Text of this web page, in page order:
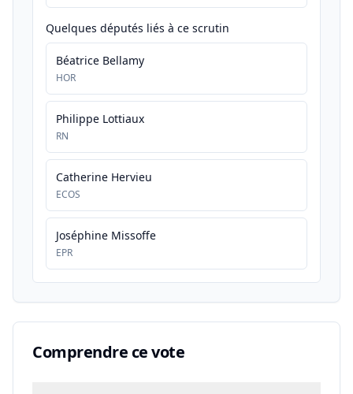
Quelques députés liés à ce scrutin
Béatrice Bellamy
HOR
Philippe Lottiaux
RN
Catherine Hervieu
ECOS
Joséphine Missoffe
EPR
Comprendre ce vote